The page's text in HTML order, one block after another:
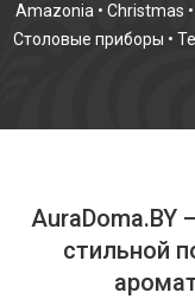
Amazonia • Christmas •
Столовые приборы •
AuraDoma.BY
стильной